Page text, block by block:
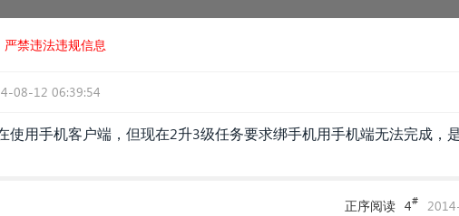
严禁违法违规信息
08-12 06:39:54
使用手机客户端，但现在2升3级任务要求绑手机用手机端无法完成，
正序阅读 4#